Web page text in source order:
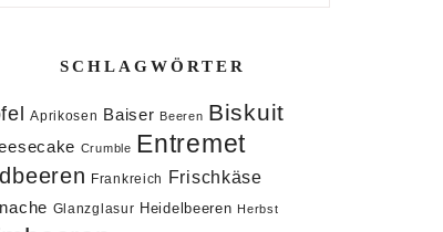
SCHLAGWÖRTER
Aprikosen Baiser Beeren Biskuit
Crumble Entremet
Frankreich Frischkäse
Glanzglasur Heidelbeeren Herbst